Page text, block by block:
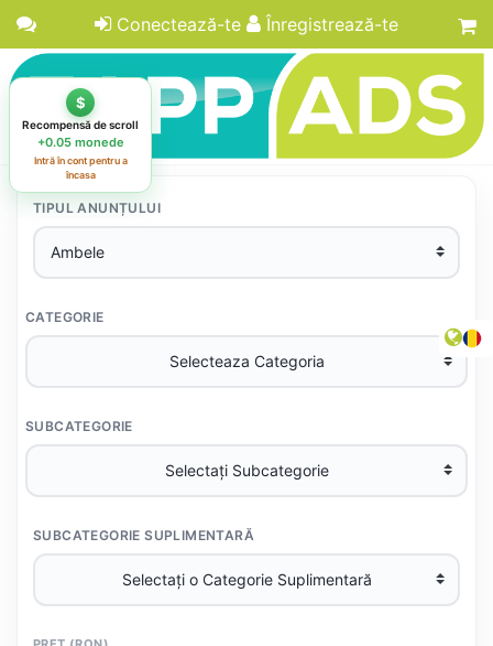
Conectează-te Înregistrează-te
TIPUL ANUNȚULUI
CATEGORIE
SUBCATEGORIE
SUBCATEGORIE SUPLIMENTARĂ